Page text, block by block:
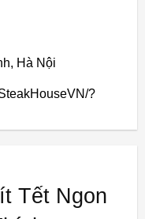
Hà Nội
?
Tết Ngon